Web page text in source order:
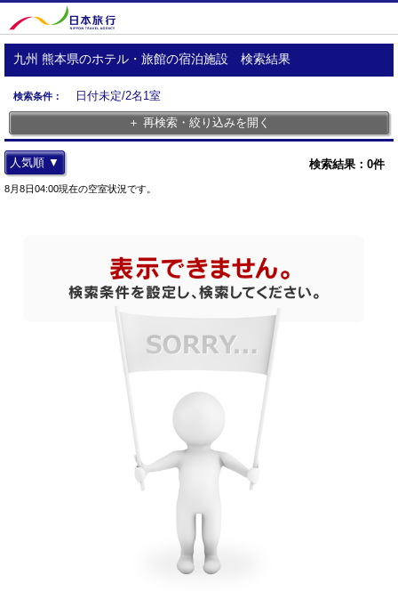
九州 熊本県のホテル・旅館の宿泊施設 検索結果
検索条件：
日付未定/2名1室
＋ 再検索・絞り込みを開く
検索結果： 0件
人気順 ▼
8月8日04:00現在の空室状況です。